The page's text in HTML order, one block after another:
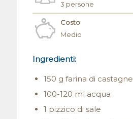
3 persone
Costo
Medio
Ingredienti:
150 g farina di castagne
100-120 ml acqua
1 pizzico di sale